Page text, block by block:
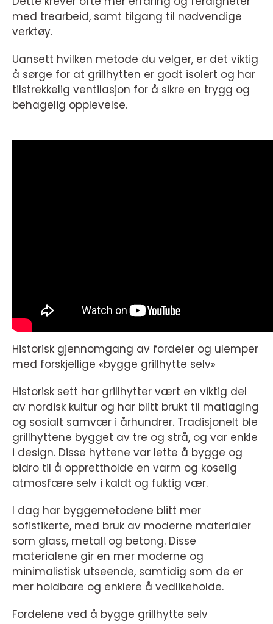
med trearbeid, samt tilgang til nødvendige
verktøy.
Uansett hvilken metode du velger, er det viktig
å sørge for at grillhytten er godt isolert og har
tilstrekkelig ventilasjon for å sikre en trygg og
behagelig opplevelse.
Historisk gjennomgang av fordeler og ulemper
med forskjellige «bygge grillhytte selv»
Historisk sett har grillhytter vært en viktig del
av nordisk kultur og har blitt brukt til matlaging
og sosialt samvær i århundrer. Tradisjonelt ble
grillhyttene bygget av tre og strå, og var enkle
i design. Disse hyttene var lette å bygge og
bidro til å opprettholde en varm og koselig
atmosfære selv i kaldt og fuktig vær.
I dag har byggemetodene blitt mer
sofistikerte, med bruk av moderne materialer
som glass, metall og betong. Disse
materialene gir en mer moderne og
minimalistisk utseende, samtidig som de er
mer holdbare og enklere å vedlikeholde.
Fordelene ved å bygge grillhytte selv